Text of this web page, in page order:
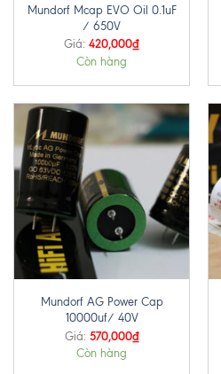
Mundorf Mcap EVO Oil 0.1uF
/ 650V
Giá: 420,000₫
Còn hàng
Mundorf AG Power Cap
10000uf/ 40V
Giá: 570,000₫
Còn hàng